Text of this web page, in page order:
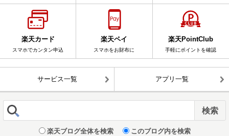
楽天カード
スマホでカンタン申込
楽天ペイ
スマホをお財布に
楽天PointClub
手軽にポイントを確認
サービス一覧 アプリ一覧
楽天ブログ全体を検索 このブログ内を検索